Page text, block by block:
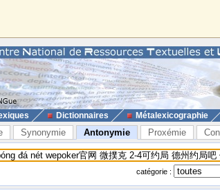
Dictionnaires Métalexicographie
Synonymie Antonymie Proxémie
catégorie :